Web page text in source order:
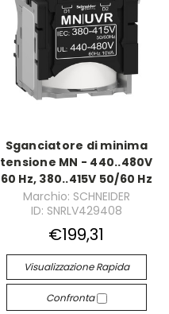
Sganciatore di minima
tensione MN - 440..480V
60 Hz, 380..415V 50/60 Hz
Marchio: SCHNEIDER
ID: SNRLV429408
€199,31
Visualizzazione Rapida
Confronta